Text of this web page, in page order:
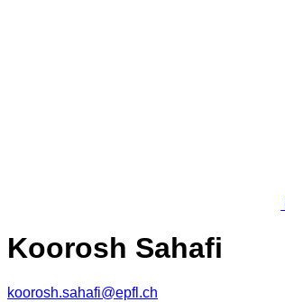
Koorosh Sahafi
koorosh.sahafi@epfl.ch